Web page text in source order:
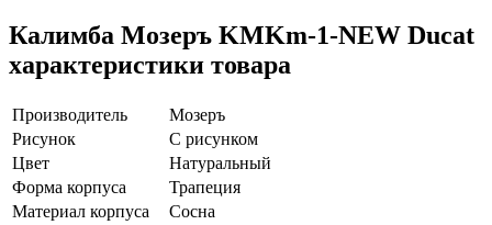
Калимба Мозеръ KMKm-1-NEW Ducat
характеристики товара
Производитель
Мозеръ
Рисунок
С рисунком
Цвет
Натуральный
Форма корпуса
Трапеция
Материал корпуса
Сосна